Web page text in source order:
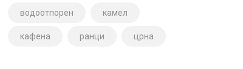
водоотпорен камел
кафена ранци црна